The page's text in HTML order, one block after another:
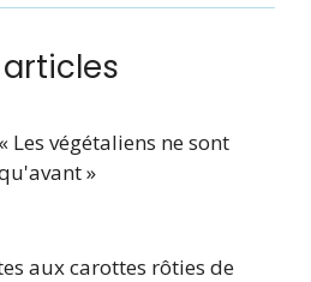
Les végétaliens ne sont
»
aux carottes rôties de